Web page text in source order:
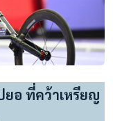
อ ที่คว้าเหรียญ